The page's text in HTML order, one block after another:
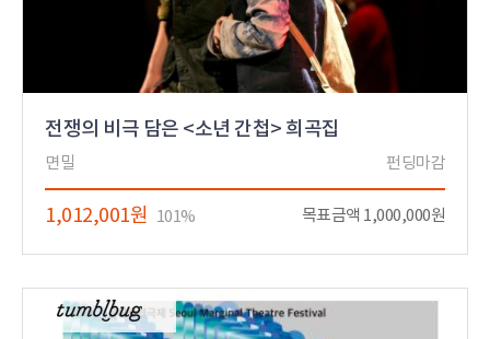
전쟁의 비극 담은 <소년 간첩> 희곡집
면밀 펀딩마감
1,012,001원 101% 목표금액 1,000,000원